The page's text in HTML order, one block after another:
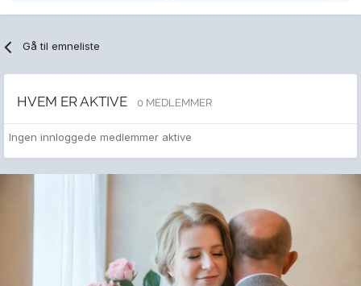
Gå til emneliste
HVEM ER AKTIVE 0 MEDLEMMER
Ingen innloggede medlemmer aktive